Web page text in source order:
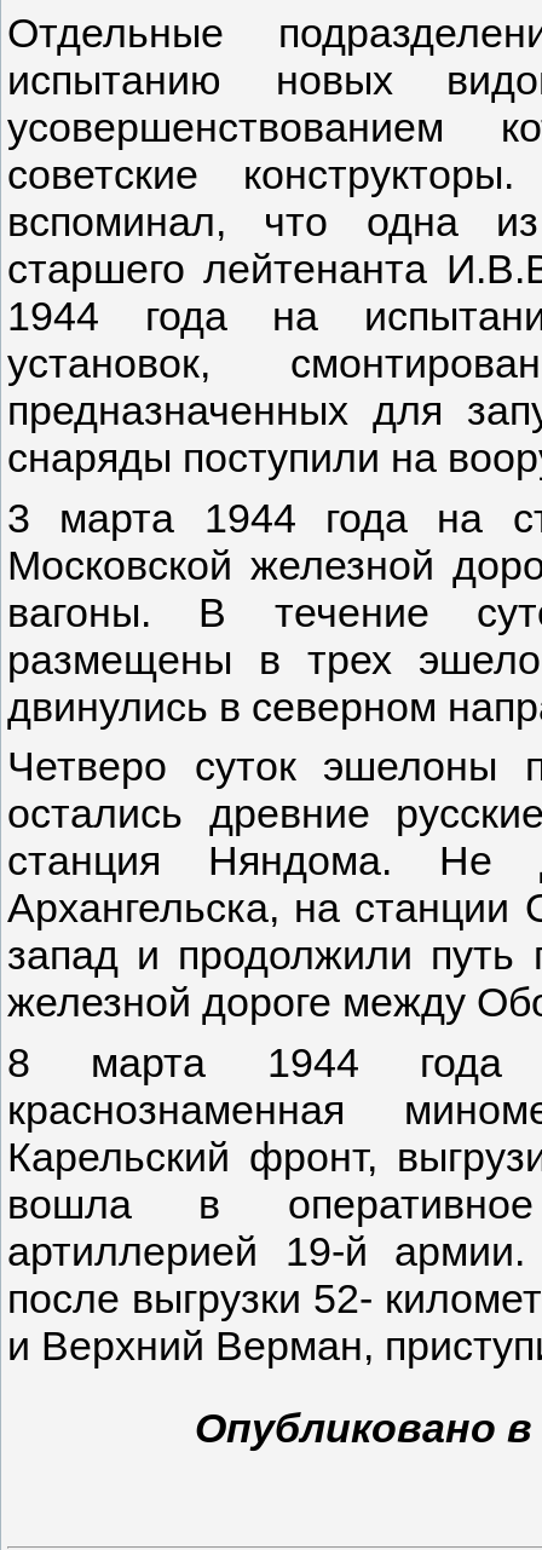
Отдельные
испытанию новых
усовершенствованием
советские
вспоминал, что одна
старшего лейтенанта
1944 года на
установок,
предназначенных для
снаряды поступили на
3 марта 1944 года на
Московской железной
вагоны. В течение
размещены в трех
двинулись в северном
Четверо суток эшелоны
остались древние
станция Няндома. Не
Архангельска, на станции
запад и продолжили
железной дороге между
8 марта 1944 года
краснознаменная
Карельский фронт,
вошла в
артиллерией 19-й
после выгрузки 52-
и Верхний Верман,
Опубликовано